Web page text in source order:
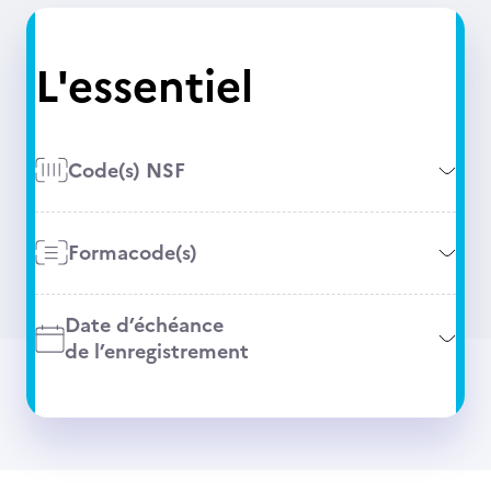
L'essentiel
Code(s) NSF
Formacode(s)
Date d’échéance
de l’enregistrement